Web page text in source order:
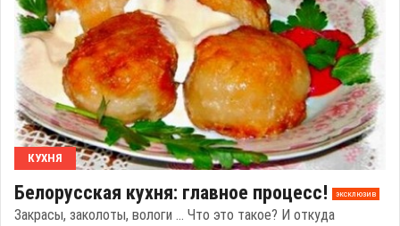
КУХНЯ
Белорусская кухня: главное процесс! эксклюзив
Закрасы, заколоты, вологи ... Что это такое? И откуда